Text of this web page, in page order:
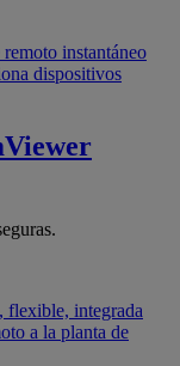
instantáneo
dispositivos
flexible, integrada
a la planta de